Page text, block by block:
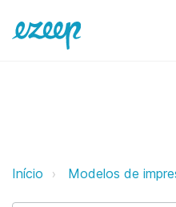
Altec ezeep
Início Modelos de